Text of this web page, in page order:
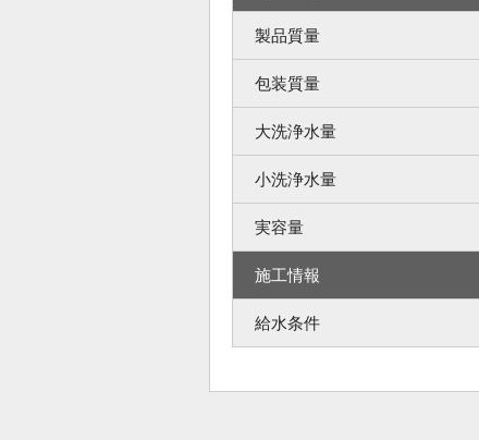
製品質量
包装質量
大洗浄水量
小洗浄水量
実容量
施工情報
給水条件